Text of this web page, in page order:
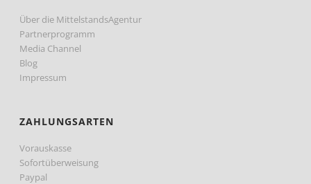
Über die MittelstandsAgentur
Partnerprogramm
Media Channel
Blog
Impressum
ZAHLUNGSARTEN
Vorauskasse
Sofortüberweisung
Paypal